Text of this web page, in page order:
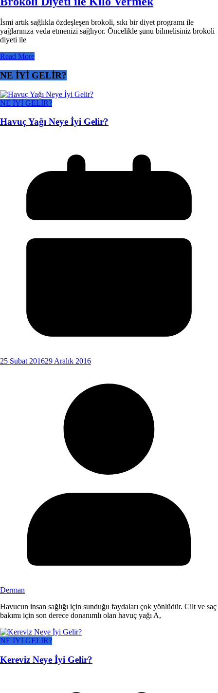
İsmi artık sağlıkla özdeşleşen brokoli, sıkı bir diyet programı ile
yağlarınıza veda etmenizi sağlıyor. Öncelikle şunu bilmelisiniz brokoli
diyeti ile
Read More
NE İYİ GELİR?
NE İYİ GELİR?
Havuç Yağı Neye İyi Gelir?
25 Şubat 201629 Aralık 2016
Derman
Havucun insan sağlığı için sunduğu faydaları çok yönlüdür. Cilt ve saç
bakımı için son derece donanımlı olan havuç yağı A,
NE İYİ GELİR?
Kereviz Neye İyi Gelir?